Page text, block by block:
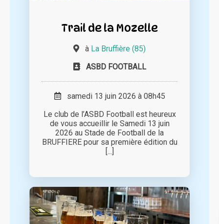
Trail de la Mozelle
à La Bruffière (85)
ASBD FOOTBALL
samedi 13 juin 2026 à 08h45
Le club de l’ASBD Football est heureux
de vous accueillir le Samedi 13 juin
2026 au Stade de Football de la
BRUFFIERE pour sa première édition du
[...]